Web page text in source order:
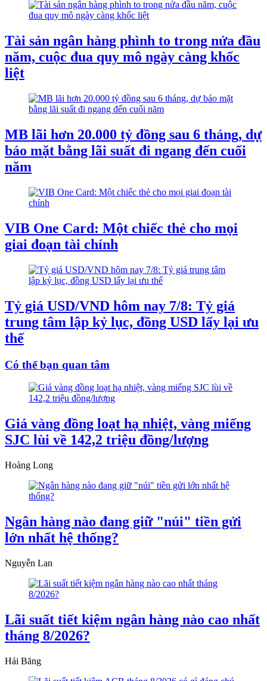
Tài sản ngân hàng phình to trong nửa đầu
năm, cuộc đua quy mô ngày càng khốc
liệt
MB lãi hơn 20.000 tỷ đồng sau 6 tháng, dự
báo mặt bằng lãi suất đi ngang đến cuối
năm
VIB One Card: Một chiếc thẻ cho mọi
giai đoạn tài chính
Tỷ giá USD/VND hôm nay 7/8: Tỷ giá
trung tâm lập kỷ lục, đồng USD lấy lại ưu
thế
Có thể bạn quan tâm
Giá vàng đồng loạt hạ nhiệt, vàng miếng
SJC lùi về 142,2 triệu đồng/lượng
Hoàng Long
Ngân hàng nào đang giữ "núi" tiền gửi
lớn nhất hệ thống?
Nguyễn Lan
Lãi suất tiết kiệm ngân hàng nào cao nhất
tháng 8/2026?
Hải Băng